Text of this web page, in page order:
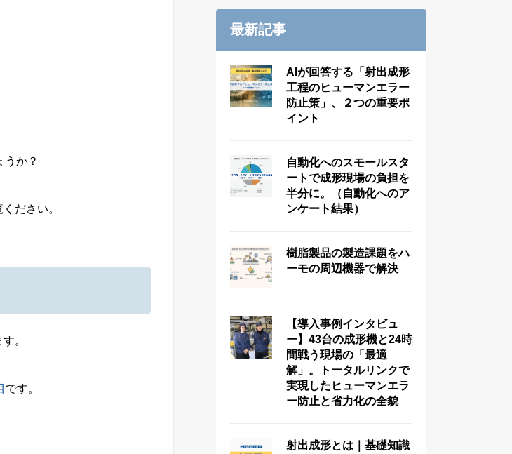
うか？
ださい。
。
です。
最新記事
AIが回答する「射出成形
工程のヒューマンエラー
防止策」、２つの重要ポ
イント
自動化へのスモールスタ
ートで成形現場の負担を
半分に。（自動化へのア
ンケート結果）
樹脂製品の製造課題をハ
ーモの周辺機器で解決
【導入事例インタビュ
ー】43台の成形機と24時
間戦う現場の「最適
解」。トータルリンクで
実現したヒューマンエラ
ー防止と省力化の全貌
射出成形とは｜基礎知識